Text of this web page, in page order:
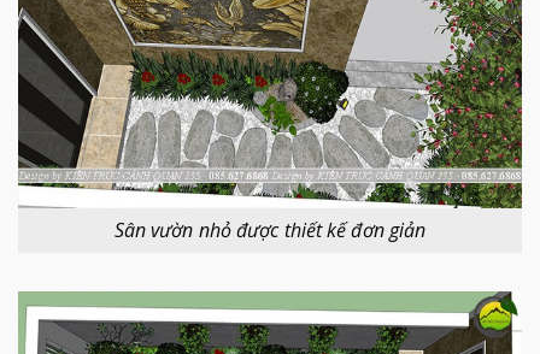
Sân vườn nhỏ được thiết kế đơn giản